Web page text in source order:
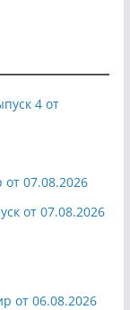
4 от
07.08.2026
от 07.08.2026
от 06.08.2026